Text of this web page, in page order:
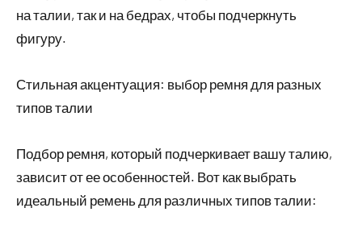
на талии, так и на бедрах, чтобы подчеркнуть
фигуру.
Стильная акцентуация: выбор ремня для разных
типов талии
Подбор ремня, который подчеркивает вашу талию,
зависит от ее особенностей. Вот как выбрать
идеальный ремень для различных типов талии: